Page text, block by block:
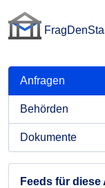
Anfragen
Behörden
Dokumente
Feeds für diese